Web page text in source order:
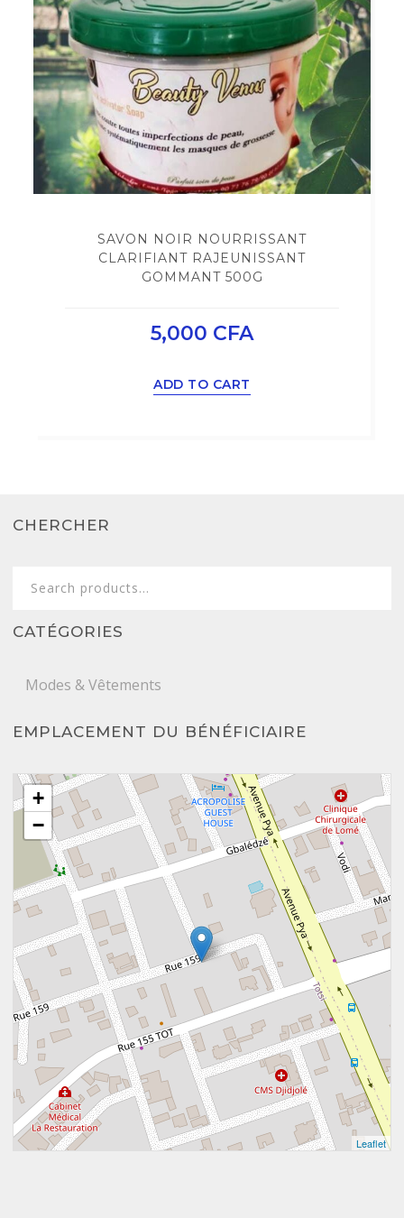
SAVON NOIR NOURRISSANT
CLARIFIANT RAJEUNISSANT
GOMMANT 500G
5,000 CFA
ADD TO CART
CHERCHER
CATÉGORIES
Modes & Vêtements
EMPLACEMENT DU BÉNÉFICIAIRE
+
−
Leaflet